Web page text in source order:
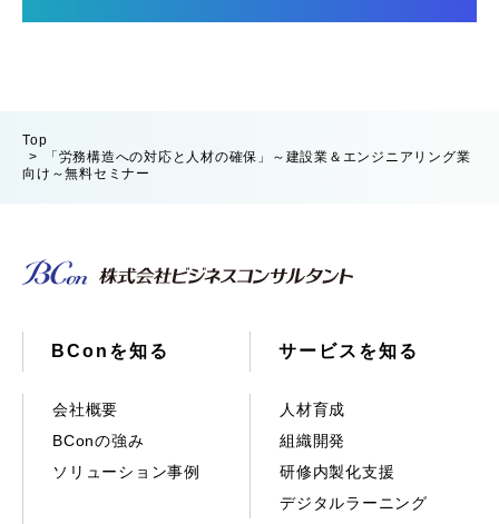
Top
「労務構造への対応と人材の確保」～建設業＆エンジニアリング業
向け～無料セミナー
BConを知る
会社概要
BConの強み
ソリューション事例
サービスを知る
人材育成
組織開発
研修内製化支援
デジタルラーニング